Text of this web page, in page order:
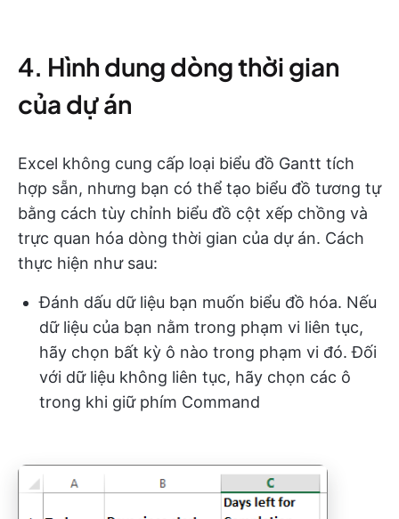
4. Hình dung dòng thời gian
của dự án
Excel không cung cấp loại biểu đồ Gantt tích
hợp sẵn, nhưng bạn có thể tạo biểu đồ tương tự
bằng cách tùy chỉnh biểu đồ cột xếp chồng và
trực quan hóa dòng thời gian của dự án. Cách
thực hiện như sau:
Đánh dấu dữ liệu bạn muốn biểu đồ hóa. Nếu
dữ liệu của bạn nằm trong phạm vi liên tục,
hãy chọn bất kỳ ô nào trong phạm vi đó. Đối
với dữ liệu không liên tục, hãy chọn các ô
trong khi giữ phím Command